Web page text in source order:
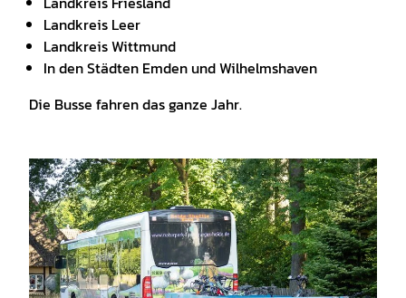
Landkreis Leer
Landkreis Wittmund
In den Städten Emden und Wilhelmshaven
Die Busse fahren das ganze Jahr.